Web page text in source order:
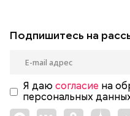
Подпишитесь на
Я даю согласие на
персональных